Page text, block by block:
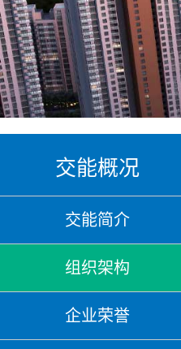
交能概况
交能简介
组织架构
企业荣誉